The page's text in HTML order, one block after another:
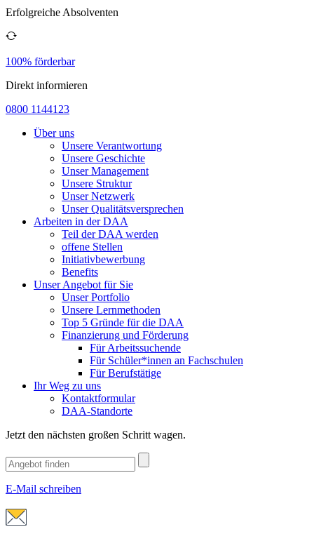
Erfolgreiche Absolventen
100% förderbar
Direkt informieren
0800 1144123
Über uns
Unsere Verantwortung
Unsere Geschichte
Unser Management
Unsere Struktur
Unser Netzwerk
Unser Qualitätsversprechen
Arbeiten in der DAA
Teil der DAA werden
offene Stellen
Initiativbewerbung
Benefits
Unser Angebot für Sie
Unser Portfolio
Unsere Lernmethoden
Top 5 Gründe für die DAA
Finanzierung und Förderung
Für Arbeitssuchende
Für Schüler*innen an Fachschulen
Für Berufstätige
Ihr Weg zu uns
Kontaktformular
DAA-Standorte
Jetzt den nächsten großen Schritt wagen.
E-Mail schreiben